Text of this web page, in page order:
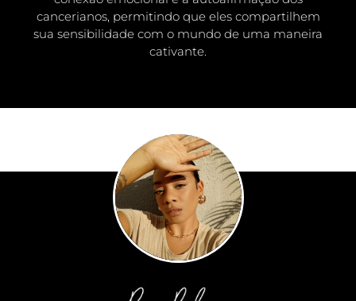
cancerianos, permitindo que eles compartilhem
sua sensibilidade com o mundo de uma maneira
cativante.